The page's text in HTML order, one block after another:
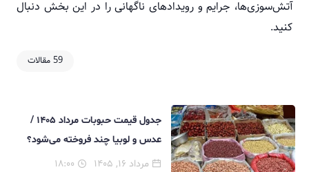
آتش‌سوزی‌ها، جرایم و رویدادهای ناگهانی را در این بخش دنبال
کنید.
59 مقالات
جدول قیمت حبوبات مرداد ۱۴۰۵ /
عدس و لوبیا چند فروخته می‌شود؟
مرداد ۱۶, ۱۴۰۵